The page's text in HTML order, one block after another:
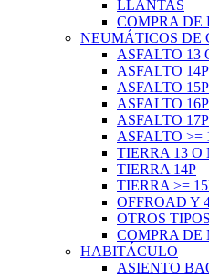
LLANTAS
COMPRA DE
NEUMÁTICOS DE
ASFALTO 13
ASFALTO 14P
ASFALTO 15P
ASFALTO 16P
ASFALTO 17P
ASFALTO >=
TIERRA 13 O
TIERRA 14P
TIERRA >=
OFFROAD Y
OTROS
COMPRA DE
HABITÁCULO
ASIENTO